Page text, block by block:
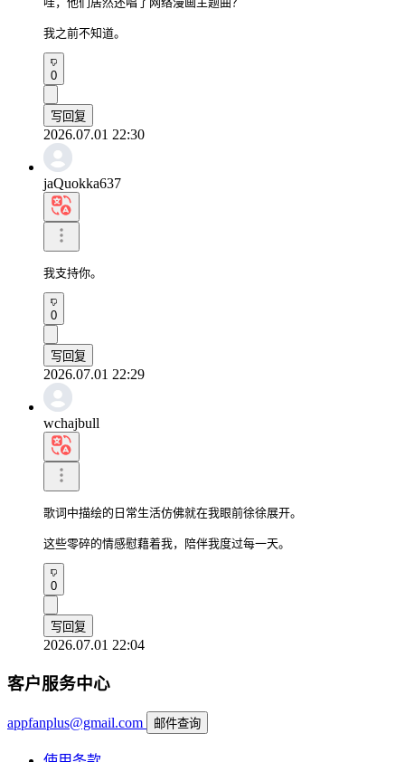
我之前不知道。
0
写回复
2026.07.01 22:30
jaQuokka637
我支持你。
0
写回复
2026.07.01 22:29
wchajbull
歌词中描绘的日常生活仿佛就在我眼前徐徐展开。
这些零碎的情感慰藉着我，陪伴我度过每一天。
0
写回复
2026.07.01 22:04
客户服务中心
appfanplus@gmail.com 邮件查询